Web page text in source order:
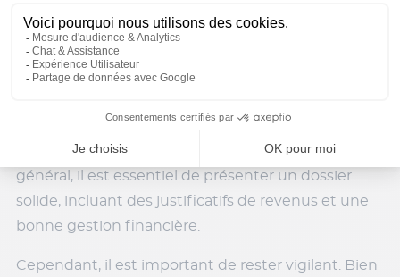
d’argent sans avoir à justifier son utilisation. Ce
type de crédit offre une grande flexibilité, car il
peut servir à divers projets : un voyage, des travaux
d’événements imprévus. Les conditions d’octroi
varient selon les institutions financières, mais en
général, il est essentiel de présenter un dossier
solide, incluant des justificatifs de revenus et une
bonne gestion financière.
Cependant, il est important de rester vigilant. Bien